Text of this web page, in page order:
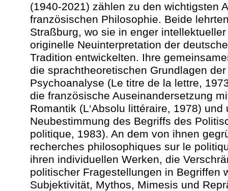
(1940-2021) zählen zu den wichtigsten
französischen Philosophie. Beide
Straßburg, wo sie in enger
originelle Neuinterpretation der
Tradition entwickelten. Ihre
die sprachtheoretischen Grundlagen der
Psychoanalyse (Le titre de la lettre,
die französische Auseinandersetzung
Romantik (L‘Absolu littéraire, 1978)
Neubestimmung des Begriffs des
politique, 1983). An dem von ihnen
recherches philosophiques sur le
ihren individuellen Werken, die
politischer Fragestellungen in Begriffen
Subjektivität, Mythos, Mimesis und